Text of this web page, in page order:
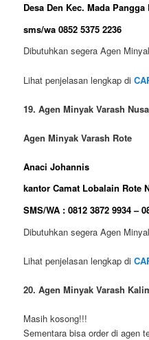
Desa Den Kec. Mada Pangga
sms/wa 0852 5375 2236
Dibutuhkan segera Agen
Lihat penjelasan lengkap di
19. Agen Minyak Varash
Agen Minyak Varash Rote
Anaci Johannis
kantor Camat Lobalain Rote
SMS/WA : 0812 3872 9934 –
Dibutuhkan segera Agen
Lihat penjelasan lengkap di
20. Agen Minyak Varash
Masih kosong!!!
Sementara bisa order di agen